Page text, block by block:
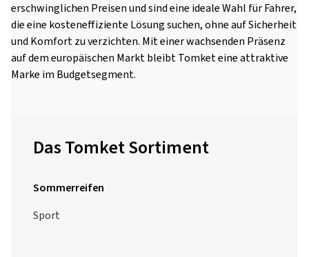
erschwinglichen Preisen und sind eine ideale Wahl für Fahrer,
die eine kosteneffiziente Lösung suchen, ohne auf Sicherheit
und Komfort zu verzichten. Mit einer wachsenden Präsenz
auf dem europäischen Markt bleibt Tomket eine attraktive
Marke im Budgetsegment.
Das Tomket Sortiment
Sommerreifen
Sport